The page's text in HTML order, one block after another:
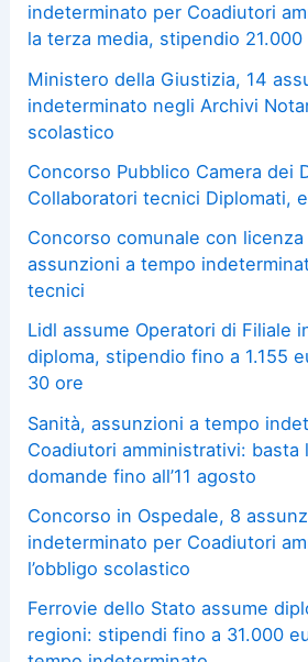
indeterminato per Coadiutori
la terza media, stipendio 21.000
Ministero della Giustizia, 14
indeterminato negli Archivi
scolastico
Concorso Pubblico Camera dei
Collaboratori tecnici Diplomati,
Concorso comunale con licenza
assunzioni a tempo
tecnici
Lidl assume Operatori di Filiale
diploma, stipendio fino a 1.155
30 ore
Sanità, assunzioni a tempo
Coadiutori amministrativi: basta
domande fino all’11 agosto
Concorso in Ospedale, 8
indeterminato per Coadiutori
l’obbligo scolastico
Ferrovie dello Stato assume
regioni: stipendi fino a 31.000